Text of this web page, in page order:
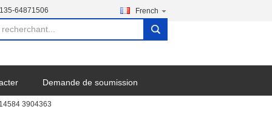
64871506 French
search
Demande de soumission
3904363